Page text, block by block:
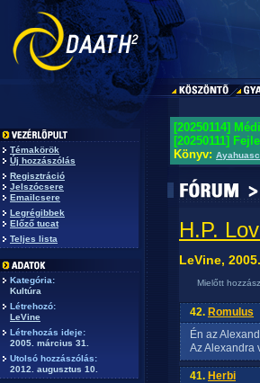
Témakörök
Új hozzászólás
Regisztráció
Jelszócsere
Emailcsere
Legrégibbek
Előző tucat
Teljes lista
Kategória:
Kultúra
Létrehozó:
LeVine
Létrehozás ideje:
2005. március 31.
Utolsó hozzászólás:
2012. augusztus 10.
[20250114]
[20250111]
Könyv:
H.P.
LeVine,
Mielőtt
42. Romulus
Én az
Az Alexandra
41. Herbi